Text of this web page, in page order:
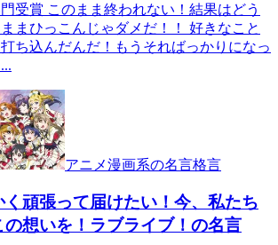
受賞 このまま終われない！結果はどう
まひっこんじゃダメだ！！ 好きなこと
ち込んだんだ！もうそればっかりになっ
アニメ漫画系の名言格言
頑張って届けたい！今、私たち
想いを！ラブライブ！の名言